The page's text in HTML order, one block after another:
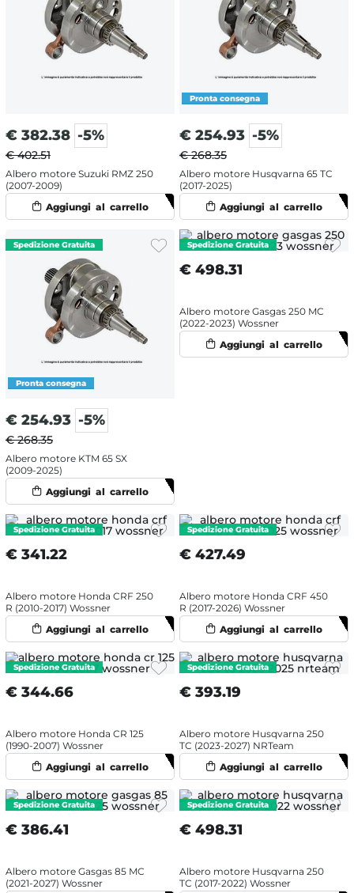
€ 382.38 -5%
€ 402.51
Albero motore Suzuki RMZ 250
(2007-2009)
€ 254.93 -5%
€ 268.35
Albero motore Husqvarna 65 TC
(2017-2025)
€ 254.93 -5%
€ 268.35
Albero motore KTM 65 SX
(2009-2025)
€ 498.31
Albero motore Gasgas 250 MC
(2022-2023) Wossner
€ 341.22
Albero motore Honda CRF 250
R (2010-2017) Wossner
€ 427.49
Albero motore Honda CRF 450
R (2017-2026) Wossner
€ 344.66
Albero motore Honda CR 125
(1990-2007) Wossner
€ 393.19
Albero motore Husqvarna 250
TC (2023-2027) NRTeam
€ 386.41
Albero motore Gasgas 85 MC
(2021-2027) Wossner
€ 498.31
Albero motore Husqvarna 250
TC (2017-2022) Wossner